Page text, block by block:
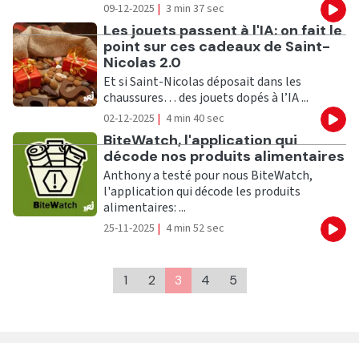
09-12-2025 | 3 min 37 sec
Ecouter
Les jouets passent à l'IA: on fait le
point sur ces cadeaux de Saint-
Nicolas 2.0
Et si Saint-Nicolas déposait dans les
chaussures… des jouets dopés à l’IA ...
02-12-2025 | 4 min 40 sec
Ecouter
BiteWatch, l'application qui
décode nos produits alimentaires
Anthony a testé pour nous BiteWatch,
l'application qui décode les produits
alimentaires: ...
25-11-2025 | 4 min 52 sec
1 2 3 4 5